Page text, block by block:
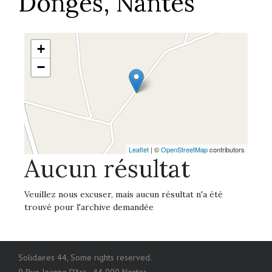
+
−
Leaflet | ©OpenStreetMapcontributors
Aucun résultat
Veuillez nous excuser, mais aucun résultat n'a été
trouvé pour l'archive demandée
Solidaires 44, Some rights reserved.